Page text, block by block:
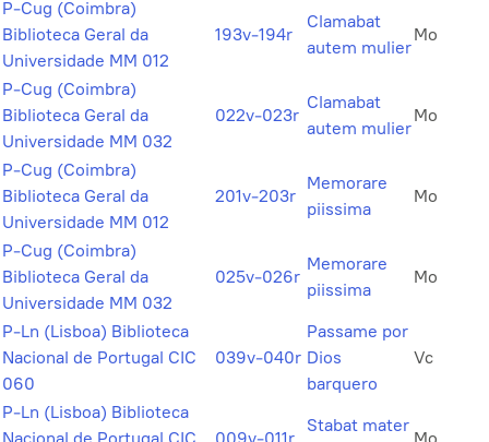
P-Cug (Coimbra)
Biblioteca Geral da
Universidade MM 012
193v-194r
Clamabat
autem mulier
Mo
P-Cug (Coimbra)
Biblioteca Geral da
Universidade MM 032
022v-023r
Clamabat
autem mulier
Mo
P-Cug (Coimbra)
Biblioteca Geral da
Universidade MM 012
201v-203r
Memorare
piissima
Mo
P-Cug (Coimbra)
Biblioteca Geral da
Universidade MM 032
025v-026r
Memorare
piissima
Mo
P-Ln (Lisboa) Biblioteca
Nacional de Portugal CIC
060
039v-040r
Passame por
Dios
barquero
Vc
P-Ln (Lisboa) Biblioteca
Stabat mater